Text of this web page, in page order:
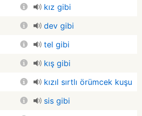
kız gibi
dev gibi
tel gibi
kış gibi
kızıl sırtlı örümcek kuşu
sis gibi